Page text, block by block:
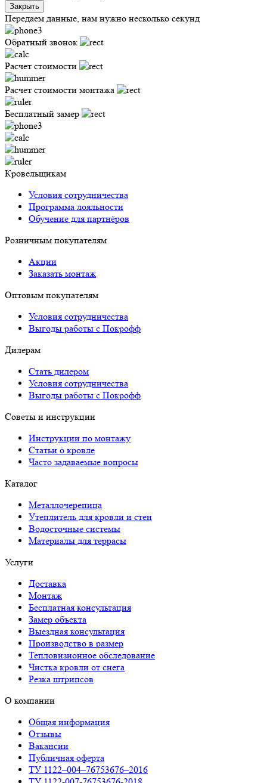
Передаем данные, нам нужно несколько секунд
Обратный звонок
Расчет стоимости
Расчет стоимости монтажа
Бесплатный замер
Кровельщикам
Условия сотрудничества
Программа лояльности
Обучение для партнёров
Розничным покупателям
Акции
Заказать монтаж
Оптовым покупателям
Условия сотрудничества
Выгоды работы с Покрофф
Дилерам
Стать дилером
Условия сотрудничества
Выгоды работы с Покрофф
Советы и инструкции
Инструкции по монтажу
Статьи о кровле
Часто задаваемые вопросы
Каталог
Металлочерепица
Утеплитель для кровли и стен
Водосточные системы
Материалы для террасы
Услуги
Доставка
Монтаж
Бесплатная консультация
Замер объекта
Выездная консультация
Производство в размер
Тепловизионное обследование
Чистка кровли от снега
Резка штрипсов
О компании
Общая информация
Отзывы
Вакансии
Публичная оферта
ТУ 1122–004–76753676–2016
ТУ 1122-007-76753676-2018